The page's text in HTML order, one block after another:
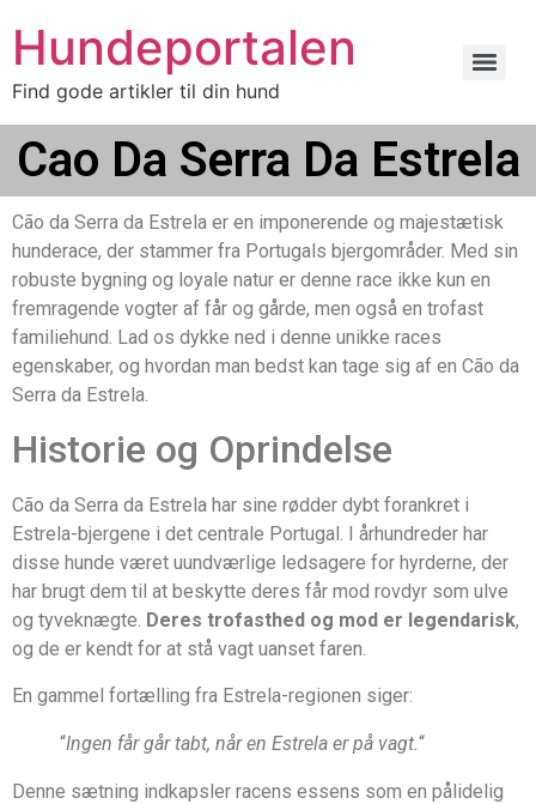
Hundeportalen
Find gode artikler til din hund
Cao Da Serra Da Estrela
Cão da Serra da Estrela er en imponerende og majestætisk
hunderace, der stammer fra Portugals bjergområder. Med sin
robuste bygning og loyale natur er denne race ikke kun en
fremragende vogter af får og gårde, men også en trofast
familiehund. Lad os dykke ned i denne unikke races
egenskaber, og hvordan man bedst kan tage sig af en Cão da
Serra da Estrela.
Historie og Oprindelse
Cão da Serra da Estrela har sine rødder dybt forankret i
Estrela-bjergene i det centrale Portugal. I århundreder har
disse hunde været uundværlige ledsagere for hyrderne, der
har brugt dem til at beskytte deres får mod rovdyr som ulve
og tyveknægte. Deres trofasthed og mod er legendarisk,
og de er kendt for at stå vagt uanset faren.
En gammel fortælling fra Estrela-regionen siger:
“Ingen får går tabt, når en Estrela er på vagt. “
Denne sætning indkapsler racens essens som en pålidelig